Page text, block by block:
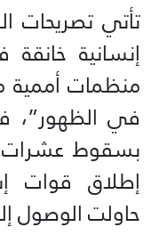
تأتي تصريحات
إنسانية
منظمات أممية
في الظهور”،
بسقوط عشرات
إطلاق قوات
حاولت الوصول